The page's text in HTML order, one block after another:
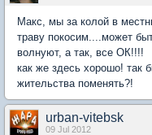
Макс, мы за колой в
траву покосим....может
волнуют, а так, все ОК!!!!
как же здесь хорошо! так
жительства поменять?!
urban-vitebsk
09 Jul 2012